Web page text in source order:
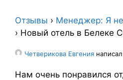
Отзывы › Менеджер: Я
› Новый отель в Белеке
Четверикова Евгения
Нам очень понравился